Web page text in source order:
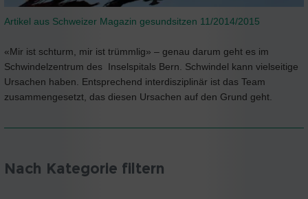
Artikel aus Schweizer Magazin gesundsitzen 11/2014/2015
«Mir ist schturm, mir ist trümmlig» – genau darum geht es im
Schwindelzentrum des Inselspitals Bern. Schwindel kann vielseitige
Ursachen haben. Entsprechend interdisziplinär ist das Team
zusammengesetzt, das diesen Ursachen auf den Grund geht.
Nach Kategorie filtern